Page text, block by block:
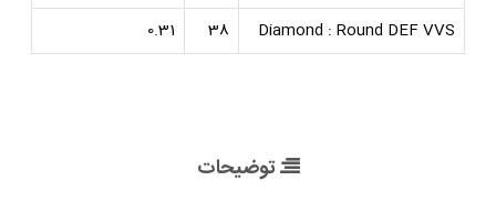
Diamond : Round DEF VVS
38
0.31
توضیحات